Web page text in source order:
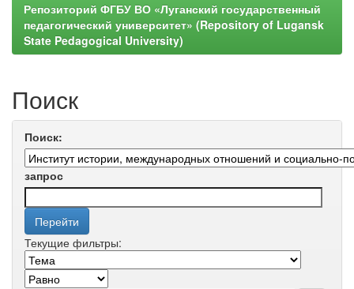
Репозиторий ФГБУ ВО «Луганский государственный
педагогический университет» (Repository of Lugansk
State Pedagogical University)
Поиск
Поиск:
запрос
Текущие фильтры: